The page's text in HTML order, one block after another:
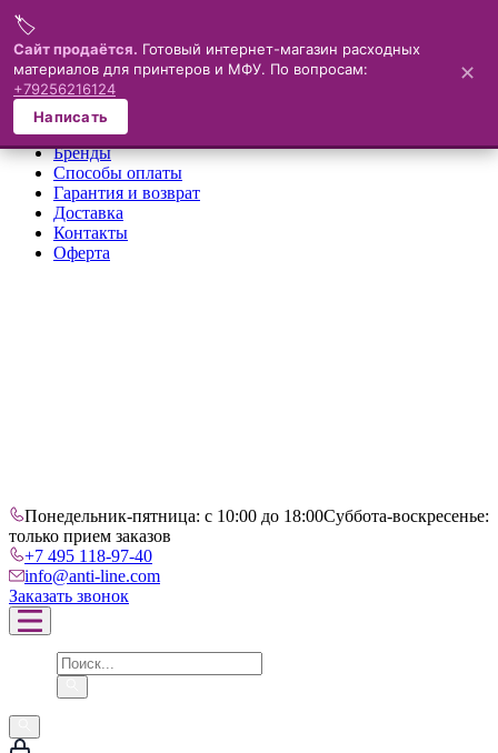
Меню
×
О компании
Каталог
Бренды
Способы оплаты
Гарантия и возврат
Доставка
Контакты
Оферта
Понедельник-пятница: с 10:00 до 18:00Суббота-воскресенье:
только прием заказов
+7 495 118-97-40
info@anti-line.com
Заказать звонок
🏷️
Сайт продаётся. Готовый интернет-магазин расходных
материалов для принтеров и МФУ. По вопросам:
+79256216124
Написать
✕